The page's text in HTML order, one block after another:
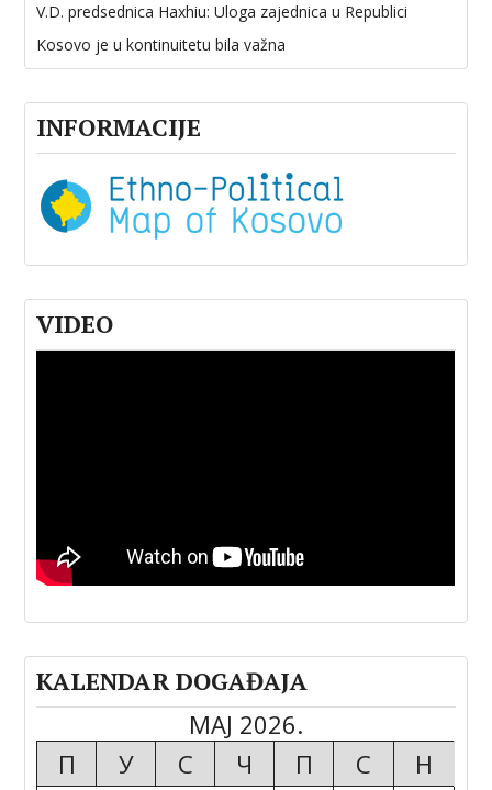
V.D. predsednica Haxhiu: Uloga zajednica u Republici
Kosovo je u kontinuitetu bila važna
INFORMACIJE
VIDEO
KALENDAR DOGAĐAJA
МАЈ 2026.
П
У С Ч П С
Н